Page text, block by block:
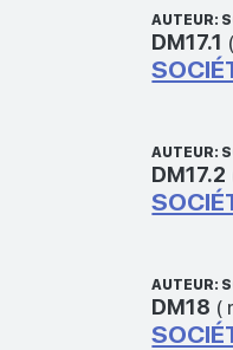
AUTEUR:
DM17.1 (
AUTEUR:
DM17.2
AUTEUR:
DM18 (